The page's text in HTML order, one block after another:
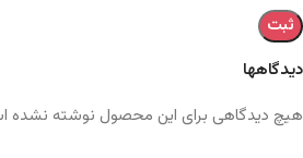
دیدگاهها
هیچ دیدگاهی برای این محصول نوشته نشده